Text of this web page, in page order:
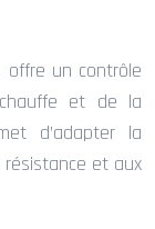
offre un contrôle
et de la
d’adapter la
et aux